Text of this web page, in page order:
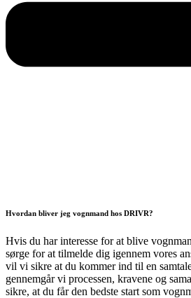
Hvordan bliver jeg vognmand hos DRIVR?
Hvis du har interesse for at blive
sørge for at tilmelde dig igennem vores
vil vi sikre at du kommer ind til en
gennemgår vi processen, kravene og
sikre, at du får den bedste start som